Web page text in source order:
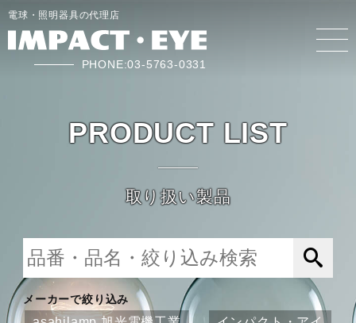
電球・照明器具の代理店
PHONE:03-5763-0331
PRODUCT LIST
取り扱い製品
メーカーで絞り込み